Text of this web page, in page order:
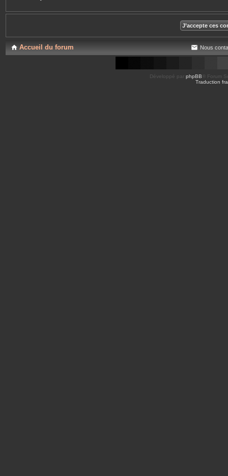
Accueil du forum Nous
Développé par phpBB ® Forum
Traduction